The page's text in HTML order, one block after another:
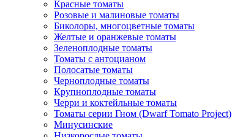
Красные томаты
Розовые и малиновые томаты
Биколоры, многоцветные томаты
Желтые и оранжевые томаты
Зеленоплодные томаты
Томаты с антоцианом
Полосатые томаты
Черноплодные томаты
Крупноплодные томаты
Черри и коктейльные томаты
Томаты серии Гном (Dwarf Tomato Project)
Минусинские